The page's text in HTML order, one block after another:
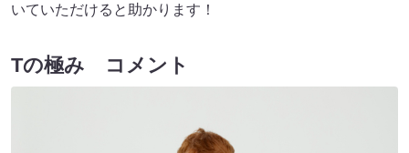
いていただけると助かります！
Tの極み コメント